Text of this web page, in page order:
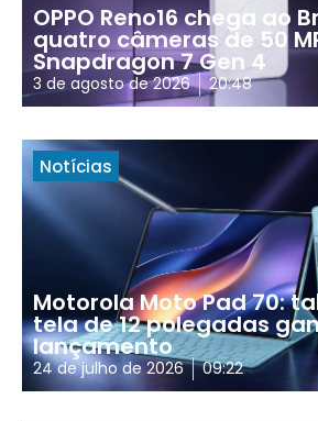
OPPO Reno16 chega ao
quatro câmeras de 50
Snapdragon 7 Gen 4
3 de agosto de 2026 20:48
Notícias
Motorola Moto Pad 70:
tela de 12 polegadas
lançamento
24 de julho de 2026 09:22